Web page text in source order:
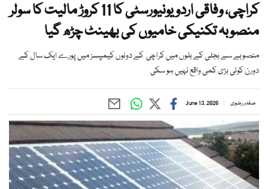
کراچی، وفاقی اردو یونیورسٹی کا 11 کروڑ مالیت کا سولر
منصوبہ تکنیکی خامیوں کی بھینٹ چڑھ گیا
منصوبے سے بجلی کے بلوں میں کراچی کے دونوں کیمپسز میں پورے ایک سال کے
دورن کوئی بڑی کمی واقع نہیں ہو سکی
صفدر رضوی June 13, 2026